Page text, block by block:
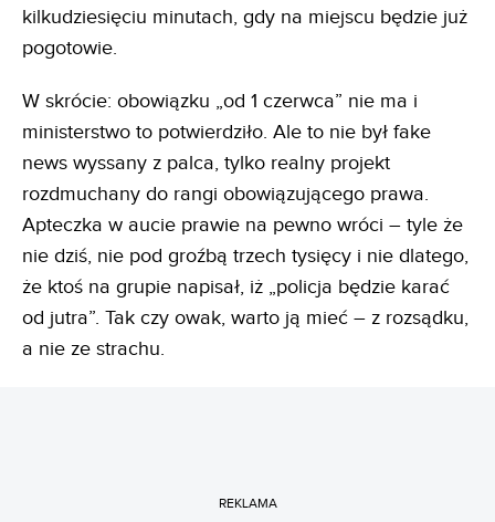
kilkudziesięciu minutach, gdy na miejscu będzie już
pogotowie.
W skrócie: obowiązku „od 1 czerwca” nie ma i
ministerstwo to potwierdziło. Ale to nie był fake
news wyssany z palca, tylko realny projekt
rozdmuchany do rangi obowiązującego prawa.
Apteczka w aucie prawie na pewno wróci – tyle że
nie dziś, nie pod groźbą trzech tysięcy i nie dlatego,
że ktoś na grupie napisał, iż „policja będzie karać
od jutra”. Tak czy owak, warto ją mieć – z rozsądku,
a nie ze strachu.
REKLAMA